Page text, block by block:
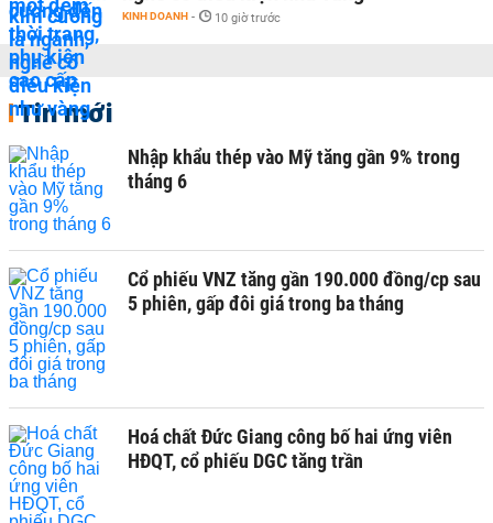
KINH DOANH - 10 giờ trước
Tin mới
Nhập khẩu thép vào Mỹ tăng gần 9% trong
tháng 6
Cổ phiếu VNZ tăng gần 190.000 đồng/cp sau
5 phiên, gấp đôi giá trong ba tháng
Hoá chất Đức Giang công bố hai ứng viên
HĐQT, cổ phiếu DGC tăng trần